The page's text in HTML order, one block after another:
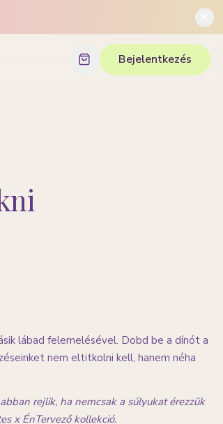
Bejelentkezés
lábad felemelésével. Dobd be a dínót a
nem eltitkolni kell, hanem néha
rejlik, ha nemcsak a súlyukat érezzük
x ÉnTervező kollekció.